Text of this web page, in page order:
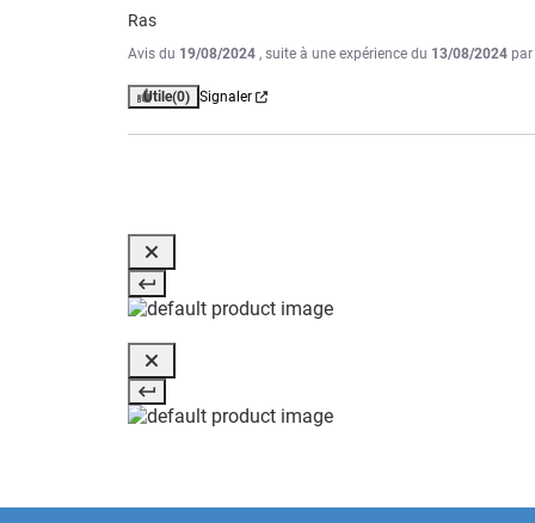
Ras
Avis du 19/08/2024 , suite à une expérience du 13/08/2024 par
Utile(0) Signaler